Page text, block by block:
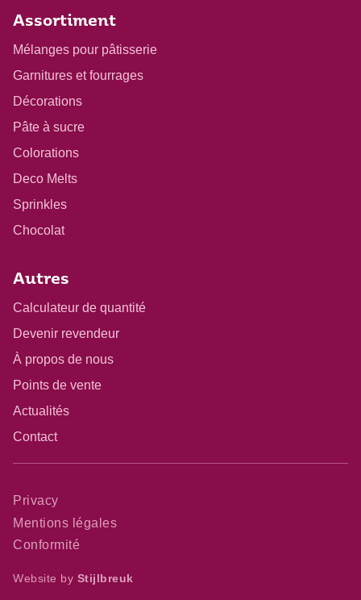
Assortiment
Mélanges pour pâtisserie
Garnitures et fourrages
Décorations
Pâte à sucre
Colorations
Deco Melts
Sprinkles
Chocolat
Autres
Calculateur de quantité
Devenir revendeur
À propos de nous
Points de vente
Actualités
Contact
Privacy
Mentions légales
Conformité
Website by Stijlbreuk